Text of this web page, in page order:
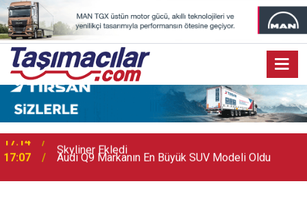
17:07 Audi Q9 Markanın En Büyük SUV Modeli Oldu